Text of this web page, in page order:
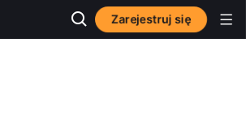
Zarejestruj się